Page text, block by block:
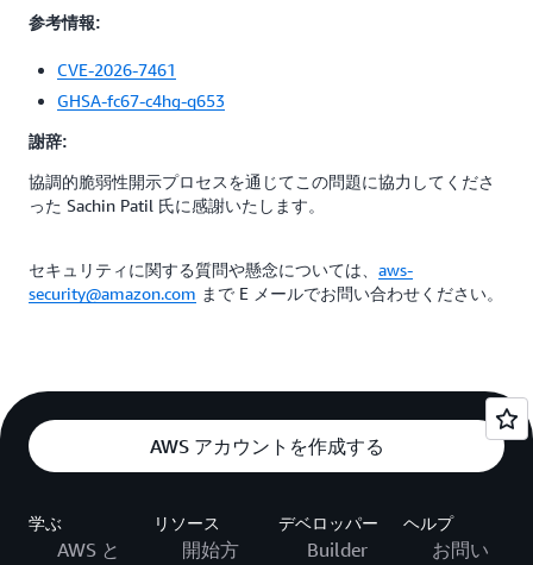
参考情報:
CVE-2026-7461
GHSA-fc67-c4hg-q653
謝辞:
協調的脆弱性開示プロセスを通じてこの問題に協力してくださ
った Sachin Patil 氏に感謝いたします。
セキュリティに関する質問や懸念については、 aws-
security@amazon.com まで E メールでお問い合わせください。
AWS アカウントを作成する
学ぶ
AWS と
リソース
開始方
デベロッパー
Builder
ヘルプ
お問い